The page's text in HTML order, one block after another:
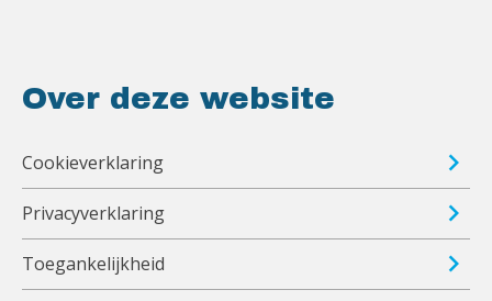
Over deze website
Cookieverklaring
Privacyverklaring
Toegankelijkheid